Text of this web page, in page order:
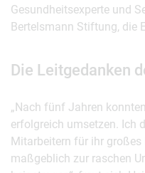
Gesundheitsexperte und
Bertelsmann Stiftung, die
Die Leitgedanken
„Nach fünf Jahren
erfolgreich umsetzen. Ich
Mitarbeitern für ihr großes
maßgeblich zur raschen